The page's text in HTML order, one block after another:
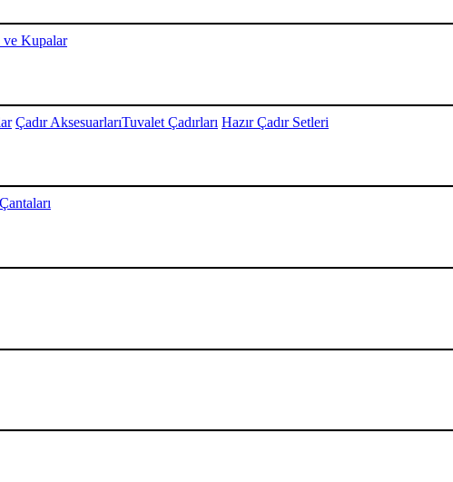
ve Kupalar
Çadır AksesuarlarıTuvalet Çadırları Hazır Çadır Setleri